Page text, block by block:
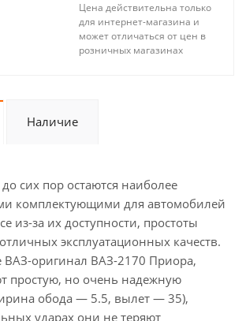
Цена действительна только
для интернет-магазина и
может отличаться от цен в
розничных магазинах
Наличие
сих пор остаются наиболее
комплектующими для автомобилей
из-за их доступности, простоты
эксплуатационных качеств.
ВАЗ-оригинал ВАЗ-2170 Приора,
простую, но очень надежную
обода — 5.5, вылет — 35),
ударах они не теряют